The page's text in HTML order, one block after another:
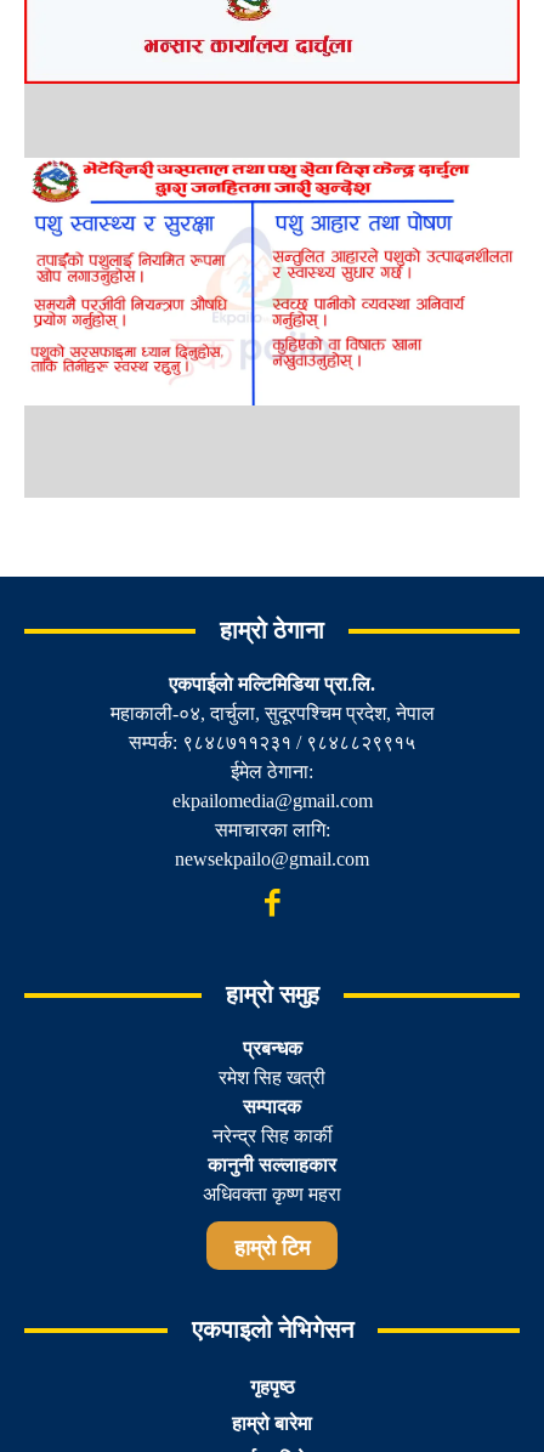
हाम्रो ठेगाना
एकपाईलाे मल्टिमिडिया प्रा.लि.
महाकाली-०४, दार्चुला, सुदूरपश्चिम प्रदेश, नेपाल
सम्पर्क: ९८४८७११२३१ / ९८४८८२९९१५
ईमेल ठेगाना:
ekpailomedia@gmail.com
समाचारका लागि:
newsekpailo@gmail.com
हाम्रो समुह
प्रबन्धक
रमेश सिह खत्री
सम्पादक
नरेन्द्र सिह कार्की
कानुनी सल्लाहकार
अधिवक्ता कृष्ण महरा
हाम्रो टिम
एकपाइलो नेभिगेसन
गृहपृष्ठ
हाम्रो बारेमा